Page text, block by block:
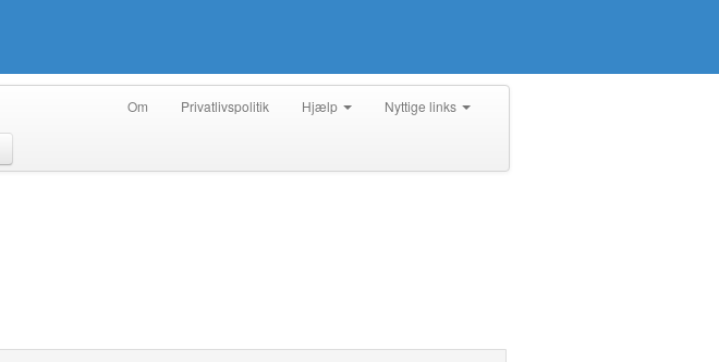
Om Privatlivspolitik Hjælp Nyttige links